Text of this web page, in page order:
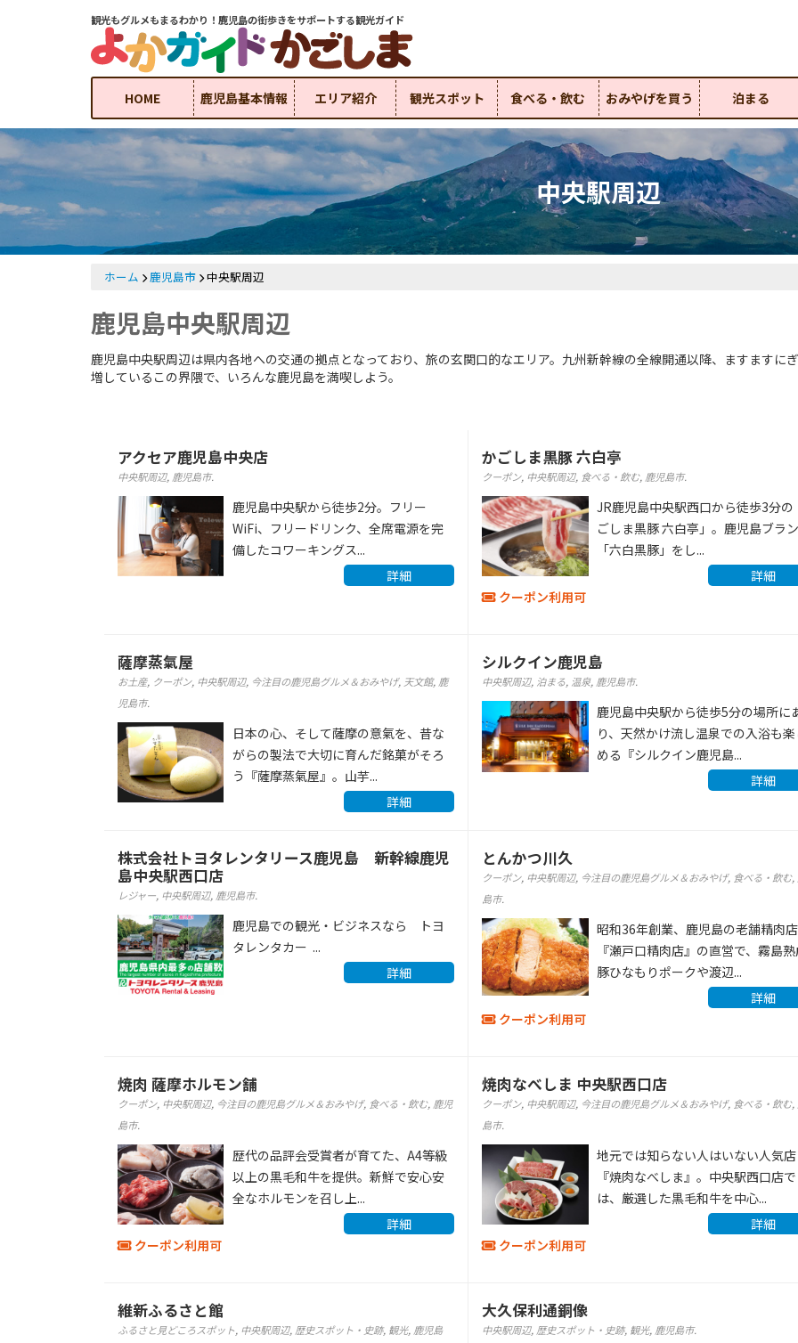
観光もグルメもまるわかり！鹿児島の街歩きをサポートする観光ガイド
HOME 鹿児島基本情報 エリア紹介 観光スポット 食べる・飲む おみやげを買う 泊まる
中央駅周辺
ホーム 鹿児島市 中央駅周辺
鹿児島中央駅周辺
鹿児島中央駅周辺は県内各地への交通の拠点となっており、旅の玄関口的なエリア。九州新幹線の全線開通以降、ますますに
増しているこの界隈で、いろんな鹿児島を満喫しよう。
アクセア鹿児島中央店
中央駅周辺, 鹿児島市.
鹿児島中央駅から徒歩2分。フリー
WiFi、フリードリンク、全席電源を完
備したコワーキングス...
詳細
かごしま黒豚 六白亭
クーポン, 中央駅周辺, 食べる・飲む, 鹿児島市.
JR鹿児島中央駅西口から徒歩3分の
ごしま黒豚 六白亭」。鹿児島ブラ
「六白黒豚」をし...
詳細
クーポン利用可
薩摩蒸氣屋
お土産, クーポン, 中央駅周辺, 今注目の鹿児島グルメ＆おみやげ, 天文館, 鹿
児島市.
日本の心、そして薩摩の意氣を、昔な
がらの製法で大切に育んだ銘菓がそろ
う『薩摩蒸氣屋』。山芋...
詳細
シルクイン鹿児島
中央駅周辺, 泊まる, 温泉, 鹿児島市.
鹿児島中央駅から徒歩5分の場所に
り、天然かけ流し温泉での入浴も
める『シルクイン鹿児島...
詳細
株式会社トヨタレンタリース鹿児島 新幹線鹿児
島中央駅西口店
レジャー, 中央駅周辺, 鹿児島市.
鹿児島での観光・ビジネスなら トヨ
タレンタカー ...
詳細
とんかつ川久
クーポン, 中央駅周辺, 今注目の鹿児島グルメ＆おみやげ, 食べる・飲む,
島市.
昭和36年創業、鹿児島の老舗精肉店
『瀬戸口精肉店』の直営で、霧島
豚ひなもりポークや渡辺...
詳細
クーポン利用可
焼肉 薩摩ホルモン舗
クーポン, 中央駅周辺, 今注目の鹿児島グルメ＆おみやげ, 食べる・飲む, 鹿児
島市.
歴代の品評会受賞者が育てた、A4等級
以上の黒毛和牛を提供。新鮮で安心安
全なホルモンを召し上...
詳細
クーポン利用可
焼肉なべしま 中央駅西口店
クーポン, 中央駅周辺, 今注目の鹿児島グルメ＆おみやげ, 食べる・飲む,
島市.
地元では知らない人はいない人気店
『焼肉なべしま』。中央駅西口店で
は、厳選した黒毛和牛を中心...
詳細
クーポン利用可
維新ふるさと館
ふるさと見どころスポット, 中央駅周辺, 歴史スポット・史跡, 観光, 鹿児島
大久保利通銅像
中央駅周辺, 歴史スポット・史跡, 観光, 鹿児島市.